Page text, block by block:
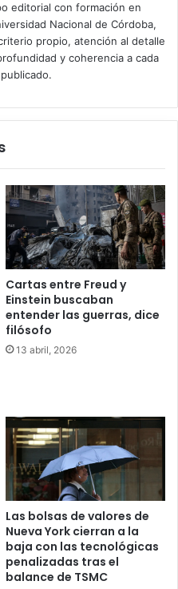
editorial con formación en
Nacional de Córdoba,
propio, atención al detalle
y coherencia a cada
Cartas entre Freud y
Einstein buscaban
entender las guerras, dice
filósofo
13 abril, 2026
Las bolsas de valores de
Nueva York cierran a la
baja con las tecnológicas
penalizadas tras el
balance de TSMC